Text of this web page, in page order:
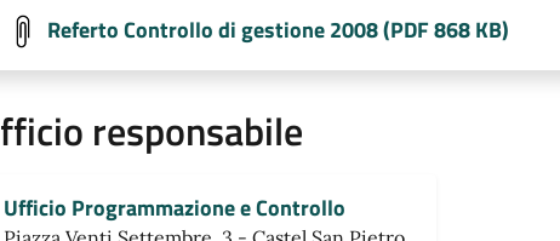
Referto Controllo di gestione 2008 (PDF 868 KB)
responsabile
Ufficio Programmazione e Controllo